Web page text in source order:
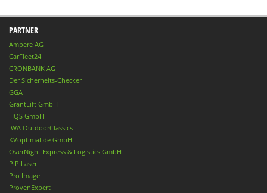
PARTNER
Ampere AG
CarFleet24
CRONBANK AG
Der Sicherheits-Checker
GGA
GrantLift GmbH
HQS GmbH
IWA OutdoorClassics
KVoptimal.de GmbH
OverNight Express & Logistics GmbH
PiP Laser
Pro Image
ProvenExpert